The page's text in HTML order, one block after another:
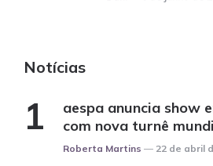
Notícias
aespa anuncia show
com nova turnê
Posted
Roberta Martins 22 de abril